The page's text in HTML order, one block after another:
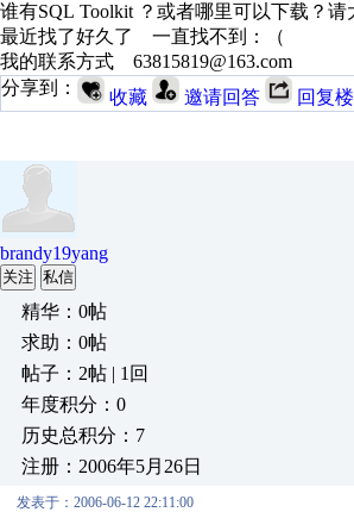
谁有SQL Toolkit ？或者哪里可以下载？
最近找了好久了 一直找不到：（
我的联系方式 63815819@163.com
分享到：
收藏 邀请回答 回复
brandy19yang
关注 私信
精华：0帖
求助：0帖
帖子：2帖 | 1回
年度积分：0
历史总积分：7
注册：2006年5月26日
发表于：2006-06-12 22:11:00